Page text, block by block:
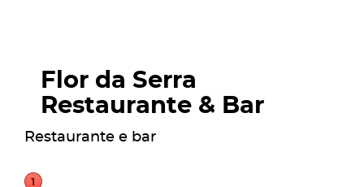
Flor da Serra
Restaurante & Bar
Restaurante e bar